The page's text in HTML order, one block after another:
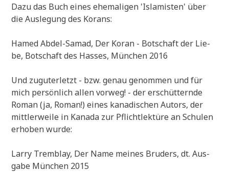
Dazu das Buch eines ehe­ma­li­gen 'Isla­mi­sten' über
die Aus­le­gung des Korans:
Hamed Abdel-Samad, Der Koran - Bot­schaft der Lie­
be, Bot­schaft des Has­ses, Mün­chen 2016
Und zugu­ter­letzt - bzw. genau genom­men und für
mich per­sön­lich allen vor­weg! - der erschüt­tern­de
Roman (ja, Roman!) eines kana­di­schen Autors, der
mitt­ler­wei­le in Kana­da zur Pflicht­lek­tü­re an Schu­len
erho­ben wurde:
Lar­ry Trem­b­lay, Der Name mei­nes Bru­ders, dt. Aus­
ga­be Mün­chen 2015